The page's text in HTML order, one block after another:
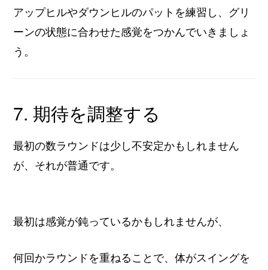
アップヒルやダウンヒルのパットを練習し、グリ
ーンの状態に合わせた感覚をつかんでいきましょ
う。
7. 期待を調整する
最初の数ラウンドは少し不安定かもしれません
が、それが普通です。
最初は感覚が鈍っているかもしれませんが、
何回かラウンドを重ねることで、体がスイングを